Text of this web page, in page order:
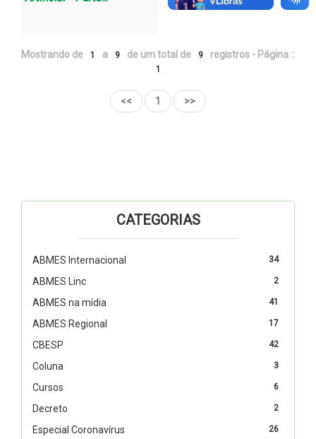
Mostrando de 1 a 9 de um total de 9 registros - Página ::
1
<< 1 >>
CATEGORIAS
34
ABMES Internacional
2
ABMES Linc
41
ABMES na mídia
17
ABMES Regional
42
CBESP
3
Coluna
6
Cursos
2
Decreto
26
Especial Coronavírus